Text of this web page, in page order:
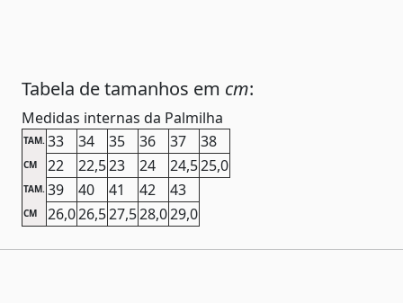
Tabela de tamanhos em cm:
Medidas internas da Palmilha
TAM. 33 34 35 36 37 38
CM 22 22,523 24 24,525,0
TAM. 39 40 41 42 43
CM 26,026,527,528,029,0